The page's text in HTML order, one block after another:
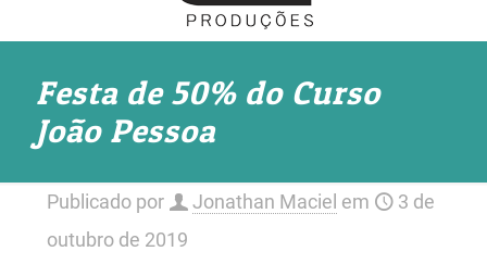
Festa de 50% do Curso
João Pessoa
Publicado por Jonathan Maciel em
3 de
outubro de 2019